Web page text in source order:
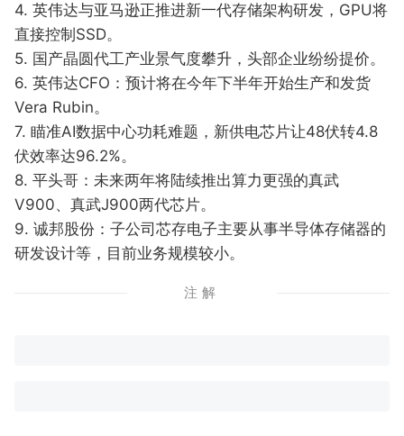
4. 英伟达与亚马逊正推进新一代存储架构研发，GPU将
直接控制SSD。
5. 国产晶圆代工产业景气度攀升，头部企业纷纷提价。
6. 英伟达CFO：预计将在今年下半年开始生产和发货
Vera Rubin。
7. 瞄准AI数据中心功耗难题，新供电芯片让48伏转4.8
伏效率达96.2%。
8. 平头哥：未来两年将陆续推出算力更强的真武
V900、真武J900两代芯片。
9. 诚邦股份：子公司芯存电子主要从事半导体存储器的
研发设计等，目前业务规模较小。
注解